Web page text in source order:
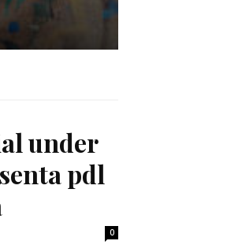
under
pdl
0